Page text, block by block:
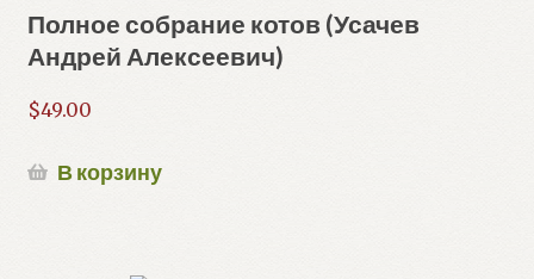
Полное собрание котов (Усачев
Андрей Алексеевич)
$49.00
В корзину